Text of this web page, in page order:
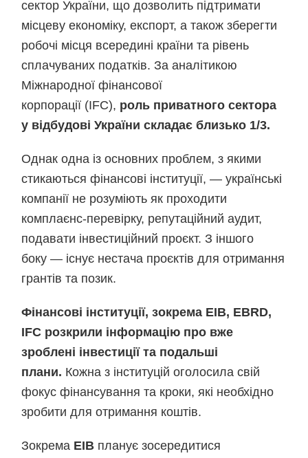
сектор України, що дозволить підтримати
місцеву економіку, експорт, а також зберегти
робочі місця всередині країни та рівень
сплачуваних податків. За аналітикою
Міжнародної фінансової
корпорації (IFC), роль приватного сектора
у відбудові України складає близько 1/3.
Однак одна із основних проблем, з якими
стикаються фінансові інституції, — українські
компанії не розуміють як проходити
комплаєнс-перевірку, репутаційний аудит,
подавати інвестиційний проєкт. З іншого
боку — існує нестача проєктів для отримання
грантів та позик.
Фінансові інституції, зокрема EIB, EBRD,
IFC розкрили інформацію про вже
зроблені інвестиції та подальші
плани. Кожна з інституцій оголосила свій
фокус фінансування та кроки, які необхідно
зробити для отримання коштів.
Зокрема EIB планує зосередитися